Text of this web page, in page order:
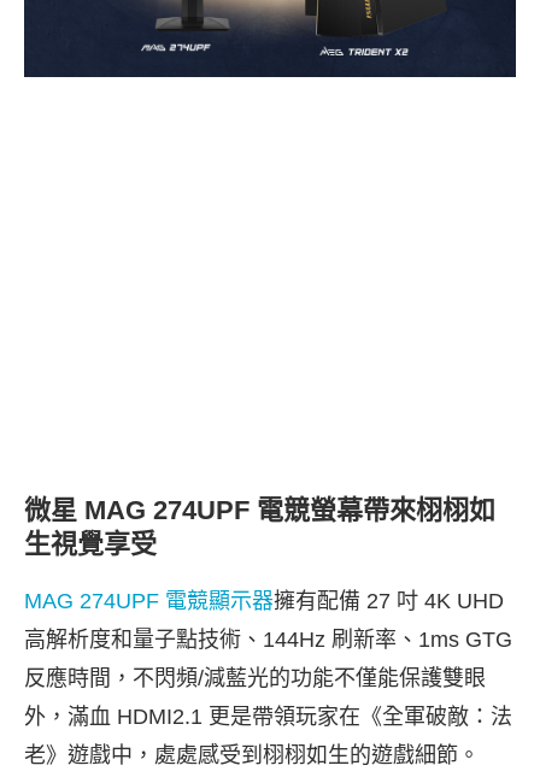
微星 MAG 274UPF 電競螢幕帶來栩栩如
生視覺享受
MAG 274UPF 電競顯示器擁有配備 27 吋 4K UHD
高解析度和量子點技術、144Hz 刷新率、1ms GTG
反應時間，不閃頻/減藍光的功能不僅能保護雙眼
外，滿血 HDMI2.1 更是帶領玩家在《全軍破敵：法
老》遊戲中，處處感受到栩栩如生的遊戲細節。